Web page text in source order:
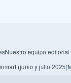
Nuestro equipo
(junio y julio 2025)